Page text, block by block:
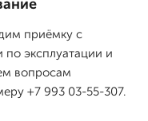
приёмку с
эксплуатации и
вопросам
+7 993 03-55-307.